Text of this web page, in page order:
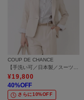
COUP DE CHANCE
【手洗い可／日本製／スーツ可】テーラードジャケット
¥19,800
40%OFF
さらに10%OFF